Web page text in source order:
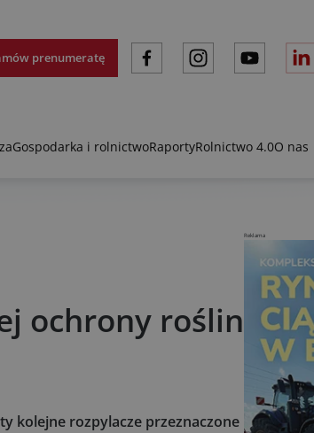
prenumeratę
Gospodarka i rolnictwoRaportyRolnictwo 4.0O nas
ochrony roślin
kolejne rozpylacze przeznaczone
Reklama